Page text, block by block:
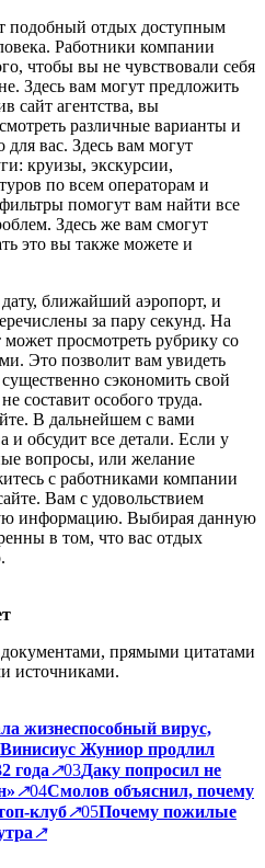
подобный отдых доступным
Работники компании
чтобы вы не чувствовали себя
Здесь вам могут предложить
сайт агентства, вы
различные варианты и
вас. Здесь вам могут
круизы, экскурсии,
по всем операторам и
помогут вам найти все
Здесь же вам смогут
это вы также можете и
ближайший аэропорт, и
за пару секунд. На
просмотреть рубрику со
Это позволит вам увидеть
сэкономить свой
составит особого труда.
В дальнейшем с вами
и обсудит все детали. Если у
вопросы, или желание
с работниками компании
Вам с удовольствием
информацию. Выбирая данную
в том, что вас отдых
прямыми цитатами
источниками.
жизнеспособный вирус,
Винисиус Жуниор продлил
года↗03Даку попросил не
↗04Смолов объяснил, почему
клуб↗05Почему пожилые
↗